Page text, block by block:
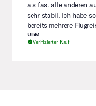
als fast alle anderen
sehr stabil. Ich habe
bereits mehrere
UlliM
Verifizierter Kauf